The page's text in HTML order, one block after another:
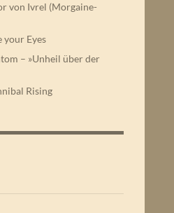
von Ivrel (Morgaine-
your Eyes
– »Unheil über der
Rising